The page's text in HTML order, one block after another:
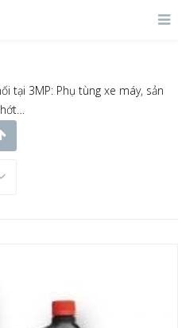
tại 3MP: Phụ tùng xe máy, sản